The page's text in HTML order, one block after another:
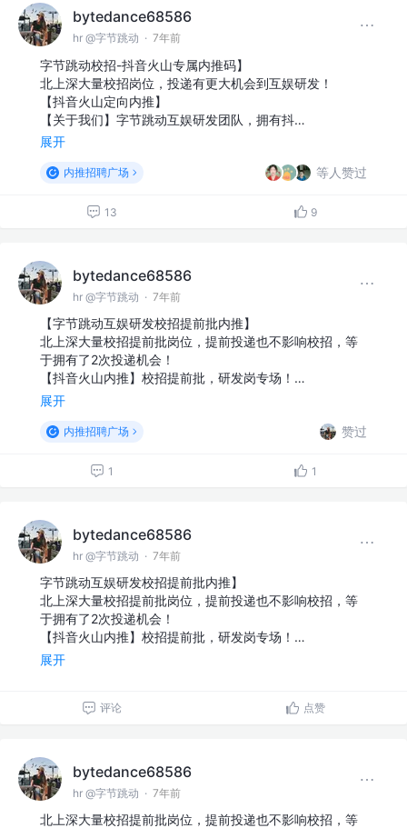
bytedance68586
hr @字节跳动 · 7年前
字节跳动校招-抖音火山专属内推码】
北上深大量校招岗位，投递有更大机会到互娱研发！
【抖音火山定向内推】
【关于我们】字节跳动互娱研发团队，拥有抖…
展开
内推招聘广场 等人赞过
13 9
bytedance68586
hr @字节跳动 · 7年前
【字节跳动互娱研发校招提前批内推】
北上深大量校招提前批岗位，提前投递也不影响校招，等
于拥有了2次投递机会！
【抖音火山内推】校招提前批，研发岗专场！…
展开
内推招聘广场 赞过
1 1
bytedance68586
hr @字节跳动 · 7年前
字节跳动互娱研发校招提前批内推】
北上深大量校招提前批岗位，提前投递也不影响校招，等
于拥有了2次投递机会！
【抖音火山内推】校招提前批，研发岗专场！…
展开
评论 点赞
bytedance68586
hr @字节跳动 · 7年前
北上深大量校招提前批岗位，提前投递也不影响校招，等